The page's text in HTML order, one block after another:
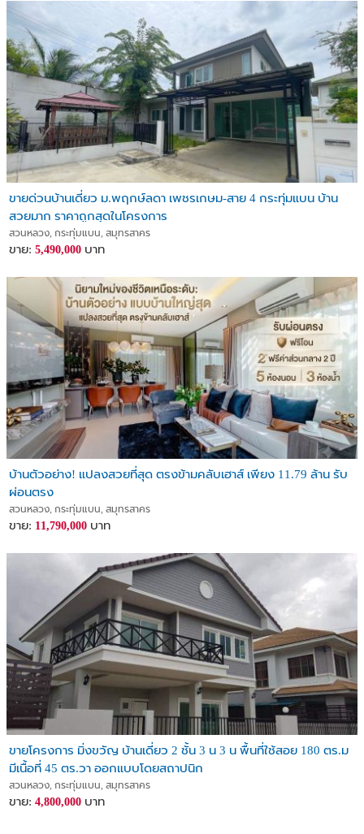
ขายด่วนบ้านเดี่ยว ม.พฤกษ์ลดา เพชรเกษม-สาย 4 กระทุ่มแบน บ้าน
สวยมาก ราคาถูกสุดในโครงการ
สวนหลวง, กระทุ่มแบน, สมุทรสาคร
ขาย: 5,490,000 บาท
บ้านตัวอย่าง! แปลงสวยที่สุด ตรงข้ามคลับเฮาส์ เพียง 11.79 ล้าน รับ
ผ่อนตรง
สวนหลวง, กระทุ่มแบน, สมุทรสาคร
ขาย: 11,790,000 บาท
ขายโครงการ มิ่งขวัญ บ้านเดี่ยว 2 ชั้น 3 น 3 น พื้นที่ใช้สอย 180 ตร.ม
มีเนื้อที่ 45 ตร.วา ออกแบบโดยสถาปนิก
สวนหลวง, กระทุ่มแบน, สมุทรสาคร
ขาย: 4,800,000 บาท